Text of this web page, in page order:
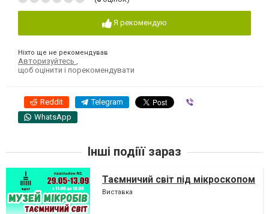
Я рекомендую
Ніхто ще не рекомендував
Авторизуйтесь
щоб оцінити і порекомендувати
Reddit Telegram
WhatsApp
Інші подіїї зараз
Таємничий світ під мікроскопом
Виставка